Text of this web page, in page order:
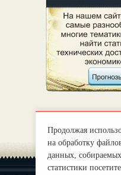
Продолжая
на обработку
данных, собираемых
статистики